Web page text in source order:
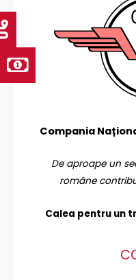
Compania
De aproape un
române
Calea pentru un